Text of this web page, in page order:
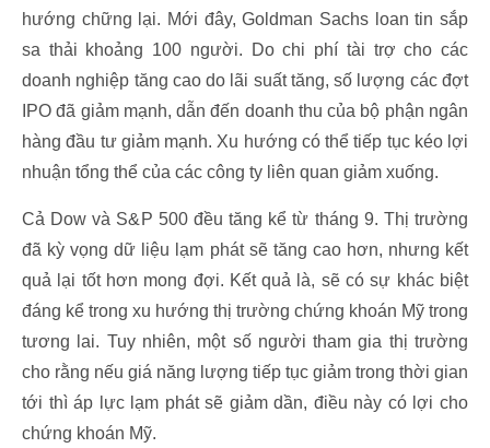
hướng chững lại. Mới đây, Goldman Sachs loan tin sắp
sa thải khoảng 100 người. Do chi phí tài trợ cho các
doanh nghiệp tăng cao do lãi suất tăng, số lượng các đợt
IPO đã giảm mạnh, dẫn đến doanh thu của bộ phận ngân
hàng đầu tư giảm mạnh. Xu hướng có thể tiếp tục kéo lợi
nhuận tổng thể của các công ty liên quan giảm xuống.
Cả Dow và S&P 500 đều tăng kể từ tháng 9. Thị trường
đã kỳ vọng dữ liệu lạm phát sẽ tăng cao hơn, nhưng kết
quả lại tốt hơn mong đợi. Kết quả là, sẽ có sự khác biệt
đáng kể trong xu hướng thị trường chứng khoán Mỹ trong
tương lai. Tuy nhiên, một số người tham gia thị trường
cho rằng nếu giá năng lượng tiếp tục giảm trong thời gian
tới thì áp lực lạm phát sẽ giảm dần, điều này có lợi cho
chứng khoán Mỹ.